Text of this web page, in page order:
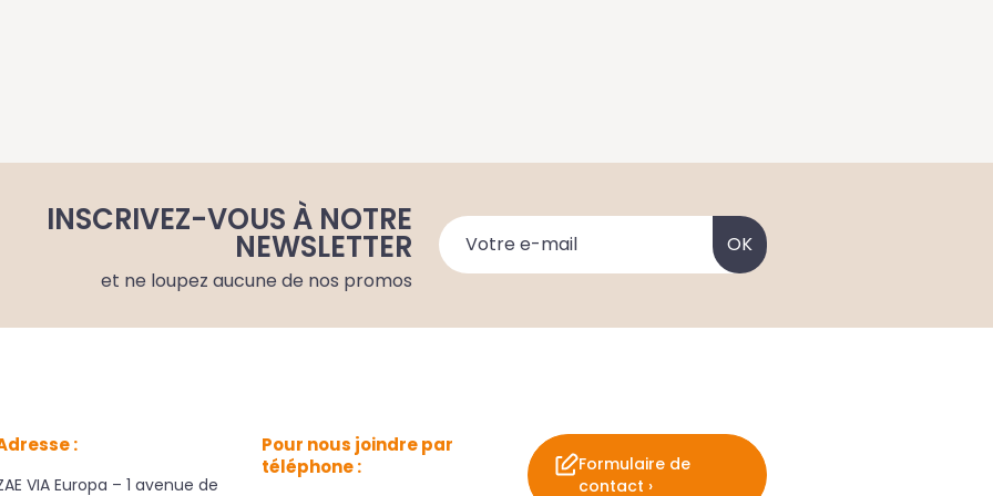
INSCRIVEZ-VOUS À NOTRE
NEWSLETTER
et ne loupez aucune de nos promos
:
VIA Europa – 1 avenue de
Pour nous joindre par
téléphone :
Formulaire de
contact ›